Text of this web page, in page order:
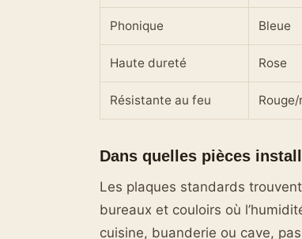
Phonique Bleue
Haute dureté Rose
Résistante au feu
Dans quelles pièces
Les plaques standards
bureaux et couloirs où
cuisine, buanderie ou cave,